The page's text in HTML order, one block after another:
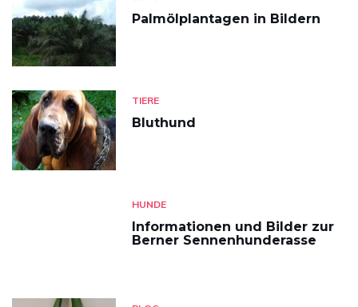
Palmölplantagen in Bildern
TIERE
Bluthund
HUNDE
Informationen und Bilder zur
Berner Sennenhunderasse